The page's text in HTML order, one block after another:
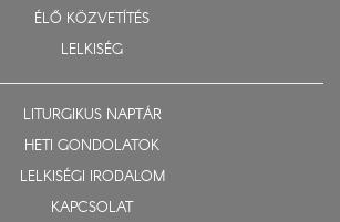
ÉLŐ KÖZVETÍTÉS
LELKISÉG
LITURGIKUS NAPTÁR
HETI GONDOLATOK
LELKISÉGI IRODALOM
KAPCSOLAT